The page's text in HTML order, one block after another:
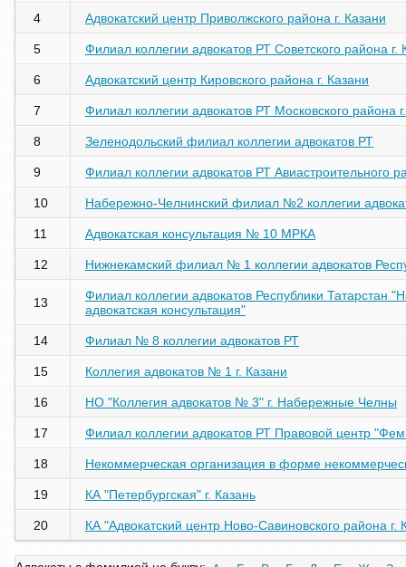
4 Адвокатский центр Приволжского района г. Казани
5 Филиал коллегии адвокатов РТ Советского района г.
6 Адвокатский центр Кировского района г. Казани
7 Филиал коллегии адвокатов РТ Московского района
8 Зеленодольский филиал коллегии адвокатов РТ
9 Филиал коллегии адвокатов РТ Авиастроительного
10 Набережно-Челнинский филиал №2 коллегии
11 Адвокатская консультация № 10 МРКА
12 Нижнекамский филиал № 1 коллегии адвокатов
13
Филиал коллегии адвокатов Республики Татарстан
адвокатская консультация"
14 Филиал № 8 коллегии адвокатов РТ
15 Коллегия адвокатов № 1 г. Казани
16 НО "Коллегия адвокатов № 3" г. Набережные Челны
17 Филиал коллегии адвокатов РТ Правовой центр
18 Некоммерческая организация в форме
19 КА "Петербургская" г. Казань
20 КА "Адвокатский центр Ново-Савиновского района г.